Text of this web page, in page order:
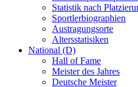
Statistik nach
Sportlerbiographien
Austragungsorte
Altersstatisiken
National (D)
Hall of Fame
Meister des Jahres
Deutsche Meister